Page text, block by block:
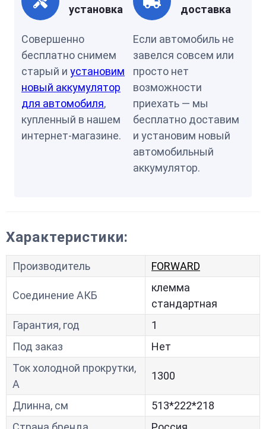
установка
Совершенно
бесплатно снимем
старый и установим
новый аккумулятор
для автомобиля,
купленный в нашем
интернет-магазине.
доставка
Если автомобиль не
завелся совсем или
просто нет
возможности
приехать — мы
бесплатно доставим
и установим новый
автомобильный
аккумулятор.
Характеристики:
Производитель FORWARD
Соединение АКБ
клемма
стандартная
Гарантия, год
1
Под заказ
Нет
Ток холодной прокрутки,
A
1300
Длинна, см
513*222*218